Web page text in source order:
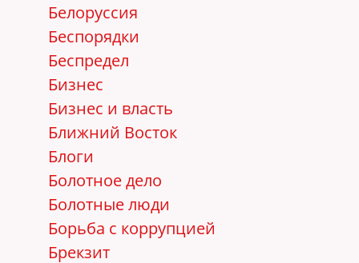
Белоруссия
Беспорядки
Беспредел
Бизнес
Бизнес и власть
Ближний Восток
Блоги
Болотное дело
Болотные люди
Борьба с коррупцией
Брекзит